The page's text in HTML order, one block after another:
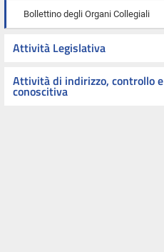
Bollettino degli Organi Collegiali
Attività Legislativa
Attività di indirizzo, controllo e
conoscitiva